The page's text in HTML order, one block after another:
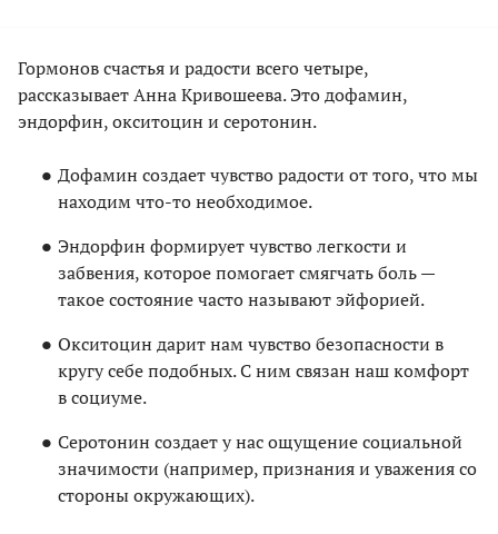
Гормонов счастья и радости всего четыре,
рассказывает Анна Кривошеева. Это дофамин,
эндорфин, окситоцин и серотонин.
Дофамин создает чувство радости от того, что мы
находим что-то необходимое.
Эндорфин формирует чувство легкости и
забвения, которое помогает смягчать боль —
такое состояние часто называют эйфорией.
Окситоцин дарит нам чувство безопасности в
кругу себе подобных. С ним связан наш комфорт
в социуме.
Серотонин создает у нас ощущение социальной
значимости (например, признания и уважения со
стороны окружающих).